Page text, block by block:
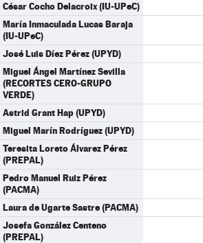
César Cocho Delacroix (IU-UPeC)
María Inmaculada Lucas Baraja
(IU-UPeC)
José Luis Díez Pérez (UPYD)
Miguel Ángel Martínez Sevilla
(RECORTES CERO-GRUPO
VERDE)
Astrid Grant Hap (UPYD)
Miguel Marín Rodríguez (UPYD)
Teresita Loreto Álvarez Pérez
(PREPAL)
Pedro Manuel Ruiz Pérez
(PACMA)
Laura de Ugarte Sastre (PACMA)
Josefa González Centeno
(PREPAL)